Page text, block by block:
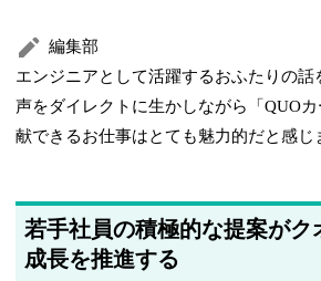
編集部
エンジニアとして活躍するおふたりの話
声をダイレクトに生かしながら「QUO
献できるお仕事はとても魅力的だと感じ
若手社員の積極的な提案がク
成長を推進する